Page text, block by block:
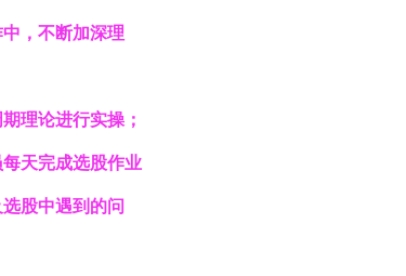
，不断加深理
理论进行实操；
天完成选股作业
股中遇到的问